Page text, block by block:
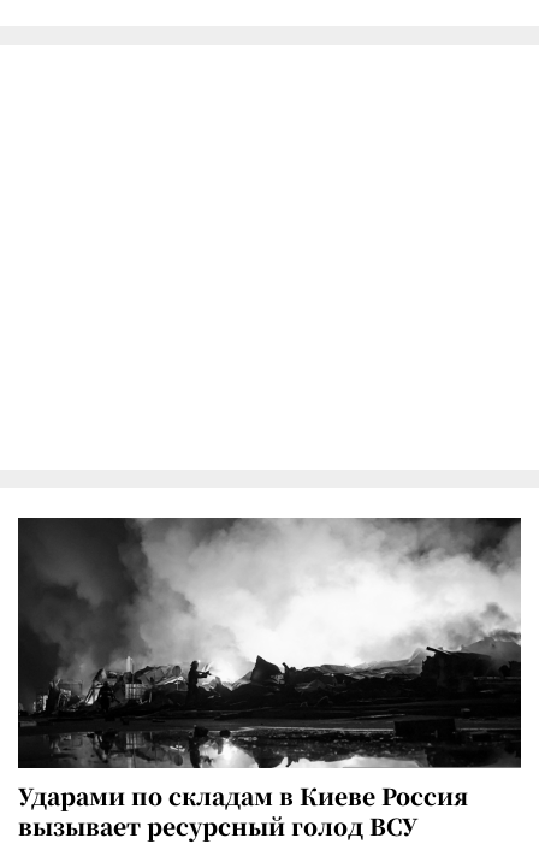
Ударами по складам в Киеве Россия
вызывает ресурсный голод ВСУ